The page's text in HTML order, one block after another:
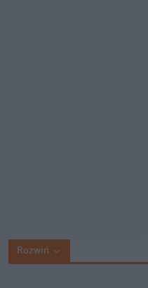
Rozwiń